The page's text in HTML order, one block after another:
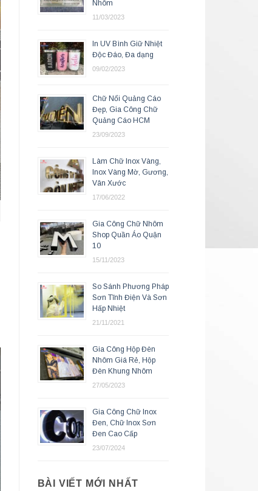
Nhôm
11/03/2023
In UV Bình Giữ Nhiệt
Độc Đáo, Đa dạng
09/02/2023
Chữ Nổi Quảng Cáo
Đẹp, Gia Công Chữ
Quảng Cáo HCM
23/09/2023
Làm Chữ Inox Vàng,
Inox Vàng Mờ, Gương,
Vân Xước
17/06/2022
Gia Công Chữ Nhôm
Shop Quần Áo Quận
10
15/11/2023
So Sánh Phương Pháp
Sơn Tĩnh Điện Và Sơn
Hấp Nhiệt
21/11/2021
Gia Công Hộp Đèn
Nhôm Giá Rẻ, Hộp
Đèn Khung Nhôm
27/05/2023
Gia Công Chữ Inox
Đen, Chữ Inox Sơn
Đen Cao Cấp
23/07/2024
BÀI VIẾT MỚI NHẤT